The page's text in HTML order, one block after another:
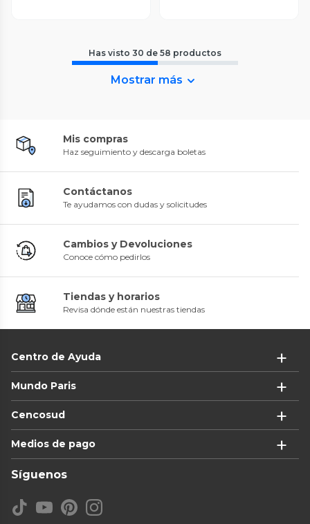
Has visto 30 de 58 productos
Mostrar más
Mis compras
Haz seguimiento y descarga boletas
Contáctanos
Te ayudamos con dudas y solicitudes
Cambios y Devoluciones
Conoce cómo pedirlos
Tiendas y horarios
Revisa dónde están nuestras tiendas
Centro de Ayuda
Mundo Paris
Cencosud
Medios de pago
Síguenos